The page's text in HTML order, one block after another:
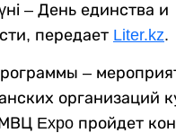
– День единства и
передает Liter.kz.
–
организаций
Expo пройдет